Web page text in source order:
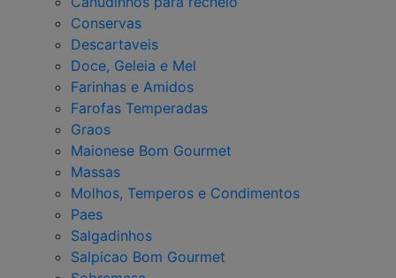
Conservas
Descartaveis
Doce, Geleia e Mel
Farinhas e Amidos
Farofas Temperadas
Graos
Maionese Bom Gourmet
Massas
Molhos, Temperos e Condimentos
Paes
Salgadinhos
Salpicao Bom Gourmet